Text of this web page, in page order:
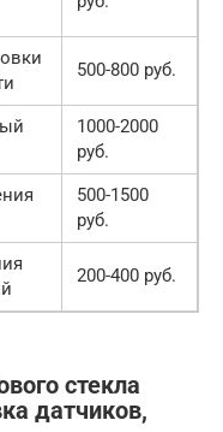
500-800 руб.
1000-2000
руб.
500-1500
руб.
200-400 руб.
стекла
датчиков,